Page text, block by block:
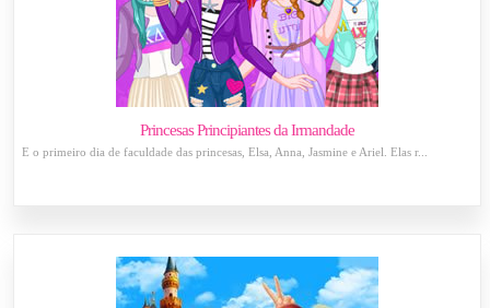
Princesas Principiantes da Irmandade
É o primeiro dia de faculdade das princesas, Elsa, Anna, Jasmine e Ariel. Elas r...